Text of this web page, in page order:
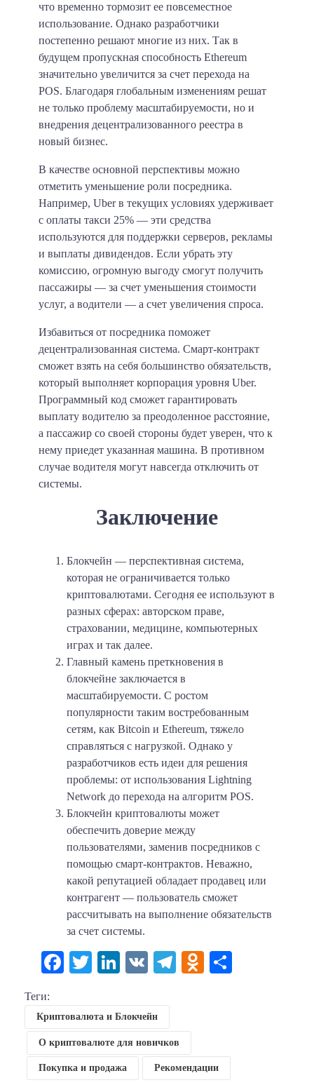
что временно тормозит ее повсеместное
использование. Однако разработчики
постепенно решают многие из них. Так в
будущем пропускная способность Ethereum
значительно увеличится за счет перехода на
POS. Благодаря глобальным изменениям решат
не только проблему масштабируемости, но и
внедрения децентрализованного реестра в
новый бизнес.
В качестве основной перспективы можно
отметить уменьшение роли посредника.
Например, Uber в текущих условиях удерживает
с оплаты такси 25% — эти средства
используются для поддержки серверов, рекламы
и выплаты дивидендов. Если убрать эту
комиссию, огромную выгоду смогут получить
пассажиры — за счет уменьшения стоимости
услуг, а водители — а счет увеличения спроса.
Избавиться от посредника поможет
децентрализованная система. Смарт-контракт
сможет взять на себя большинство обязательств,
который выполняет корпорация уровня Uber.
Программный код сможет гарантировать
выплату водителю за преодоленное расстояние,
а пассажир со своей стороны будет уверен, что к
нему приедет указанная машина. В противном
случае водителя могут навсегда отключить от
системы.
Заключение
Блокчейн — перспективная система,
которая не ограничивается только
криптовалютами. Сегодня ее используют в
разных сферах: авторском праве,
страховании, медицине, компьютерных
играх и так далее.
Главный камень преткновения в
блокчейне заключается в
масштабируемости. С ростом
популярности таким востребованным
сетям, как Bitcoin и Ethereum, тяжело
справляться с нагрузкой. Однако у
разработчиков есть идеи для решения
проблемы: от использования Lightning
Network до перехода на алгоритм POS.
Блокчейн криптовалюты может
обеспечить доверие между
пользователями, заменив посредников с
помощью смарт-контрактов. Неважно,
какой репутацией обладает продавец или
контрагент — пользователь сможет
рассчитывать на выполнение обязательств
за счет системы.
Facebook
TwitterLinkedIn
VK Telegram
Теги:
Криптовалюта и Блокчейн
О криптовалюте для новичков
Покупка и продажа Рекомендации